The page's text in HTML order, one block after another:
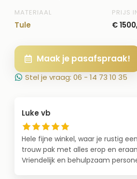
MATERIAAL
Tule
PRIJS
€
Maak je pasafspraak!
Stel je vraag: 06 - 14 73 10 35
Luke vb
Hele fijne winkel, waar je rustig
trouw pak met alles erop en
Vriendelijk en behulpzaam